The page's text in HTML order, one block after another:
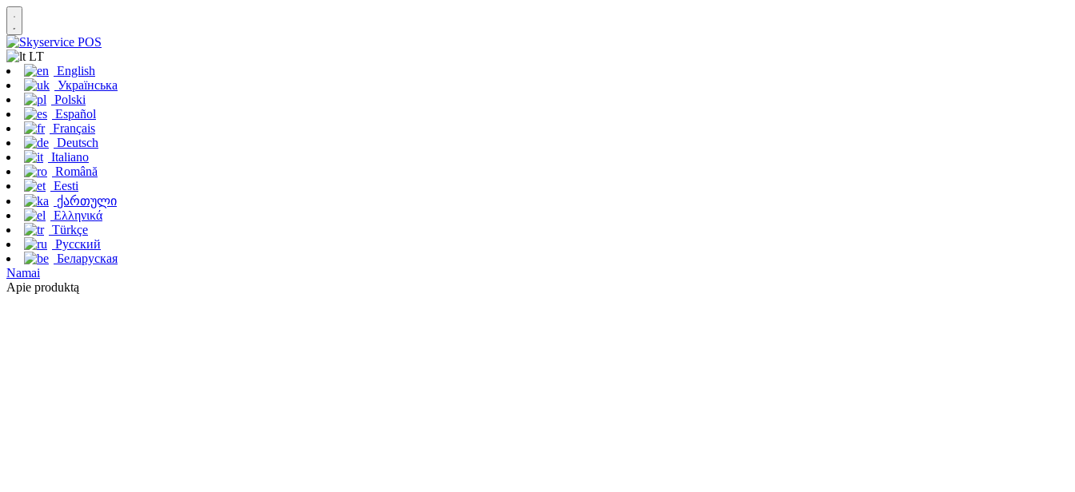
LT
English
Українська
Polski
Español
Français
Deutsch
Italiano
Română
Eesti
ქართული
Ελληνικά
Türkçe
Русский
Беларуская
Namai
Apie produktą